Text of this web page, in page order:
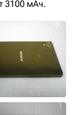
3100 мАч.